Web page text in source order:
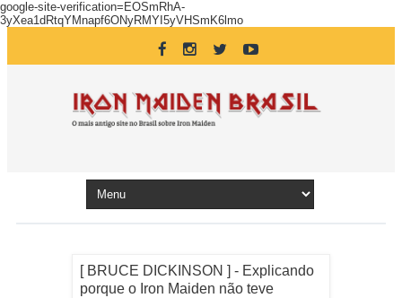
google-site-verification=EOSmRhA-
3yXea1dRtqYMnapf6ONyRMYI5yVHSmK6lmo
[ BRUCE DICKINSON ] - Explicando
porque o Iron Maiden não teve